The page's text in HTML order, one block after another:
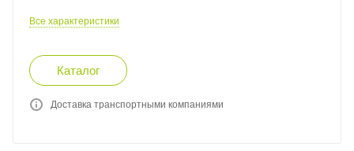
Все характеристики
Каталог
Доставка транспортными компаниями